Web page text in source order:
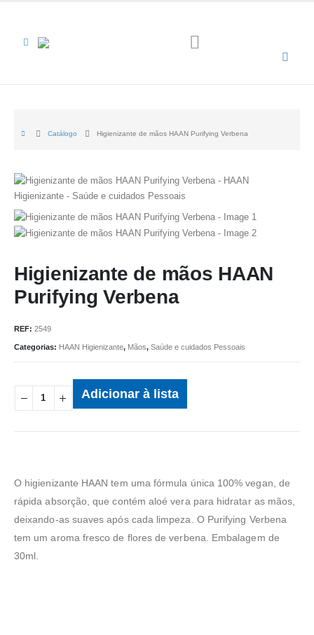
Catálogo Higienizante de mãos HAAN Purifying Verbena
Higienizante de mãos HAAN
Purifying Verbena
REF: 2549
Categorias: HAAN Higienizante, Mãos, Saúde e cuidados Pessoais
Adicionar à lista
O higienizante HAAN tem uma fórmula única 100% vegan, de
rápida absorção, que contém aloé vera para hidratar as mãos,
deixando-as suaves após cada limpeza. O Purifying Verbena
tem um aroma fresco de flores de verbena. Embalagem de
30ml.